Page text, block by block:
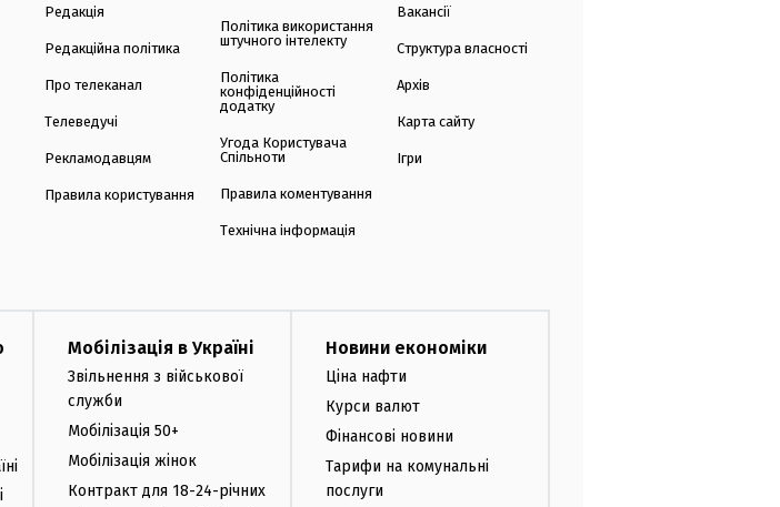
Редакція
Редакційна політика
Про телеканал
Телеведучі
Рекламодавцям
Правила користування
Політика використання
штучного інтелекту
Політика
конфіденційності
додатку
Угода Користувача
Спільноти
Правила коментування
Технічна інформація
Вакансії
Структура власності
Архів
Карта сайту
Ігри
Мобілізація в Україні
Звільнення з військової
служби
Мобілізація 50+
Мобілізація жінок
Контракт для 18-24-річних
Новини економіки
Ціна нафти
Курси валют
Фінансові новини
Тарифи на комунальні
послуги